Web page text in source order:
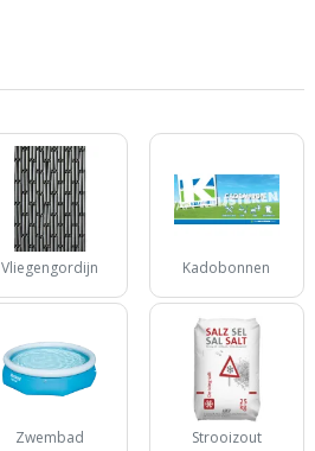
Vliegengordijn Kadobonnen
Zwembad Strooizout